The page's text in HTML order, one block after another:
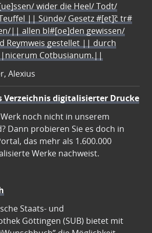
wider die Heel/ Todt/
|| Sünde/ Gesetz #[et]c̃ tr#
|| allen bl#[oe]den gewissen/
Reymweis gestellet || durch
Cotbusianum.||
Alexius
Verzeichnis digitalisierter Drucke
noch nicht in unserem
Dann probieren Sie es doch in
das mehr als 1.600.000
Werke nachweist.
Staats- und
Göttingen (SUB) bietet mit